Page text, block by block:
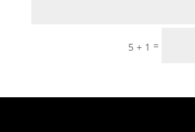
5 + 1 =